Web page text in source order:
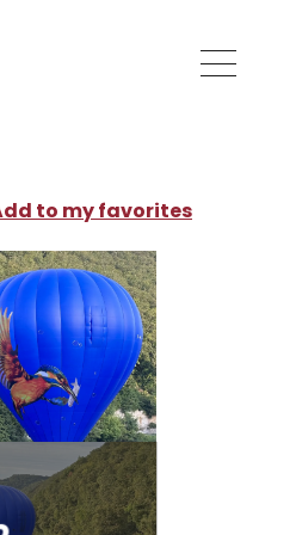
aux favoris
to my favorites